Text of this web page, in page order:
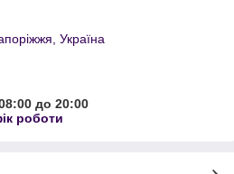
Україна
до 20:00
роботи